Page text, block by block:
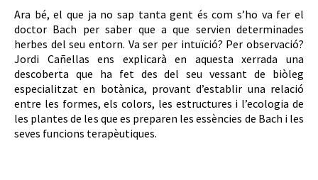
Ara bé, el que ja no sap tanta gent és com s’ho va fer el
doctor Bach per saber que a que servien determinades
herbes del seu entorn. Va ser per intuïció? Per observació?
Jordi Cañellas ens explicarà en aquesta xerrada una
descoberta que ha fet des del seu vessant de biòleg
especialitzat en botànica, provant d’establir una relació
entre les formes, els colors, les estructures i l’ecologia de
les plantes de les que es preparen les essències de Bach i les
seves funcions terapèutiques.